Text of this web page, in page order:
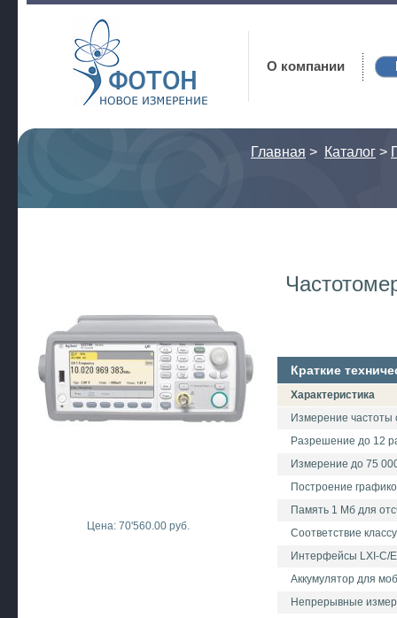
Фотон
О компании
Главная > Каталог >
Цена: 70'560.00 руб.
Краткие
Характеристика
Измерение
Разрешение до 12
Измерение до 75
Построение
Память 1 Мб для
Соответствие
Интерфейсы LXI-C/
Аккумулятор для
Непрерывные